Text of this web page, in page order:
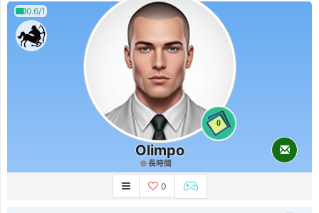
0.6/1
0
Olimpo
長時間
0